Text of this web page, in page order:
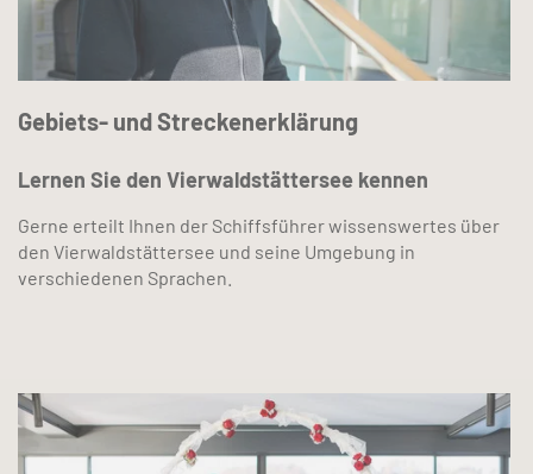
Gebiets- und Streckenerklärung
Lernen Sie den Vierwaldstättersee kennen
Gerne erteilt Ihnen der Schiffsführer wissenswertes über
den Vierwaldstättersee und seine Umgebung in
verschiedenen Sprachen.